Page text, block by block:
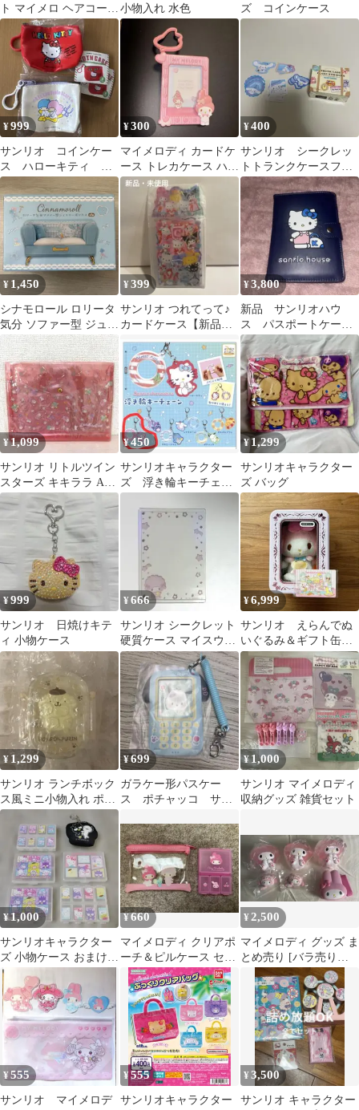
ト マイメロ ヘアコーム
ケース
小物入れ 水色
ズ コインケース
¥999
サンリオ コインケー
ス ハローキティ リ
トルツインスターズ
キキララ
¥300
マイメロディ カードケ
ース トレカケース ハッ
ピーセット サンリオ
¥400
サンリオ シークレッ
トトランクケースフレ
ークシール シナモロ
ール
¥ 1,450
シナモロール ロリータ
気分 ソファー型 ジュエ
リーボックス
¥399
サンリオ つれてって♪
カードケース【新品・
未開封】
¥3,800
新品 サンリオハウ
ス パスポートケー
ス ネイビー キテ
ィ サンリオ ハロー
キティ
¥1,099
サンリオ リトルツイン
スターズ キキララ A5
マルチケース ファイル
¥450
サンリオキャラクター
ズ 浮き輪キーチェー
ン マイメロディ
¥ 1,299
サンリオキャラクター
ズ バッグ
¥999
サンリオ 日焼けキテ
ィ 小物ケース
¥666
サンリオ シークレット
硬質ケース マイスウィ
ートピアノ
¥6,999
サンリオ えらんでぬ
いぐるみ＆ギフト缶ケ
ース マイメロディ
¥ 1,299
サンリオ ランチボック
ス風ミニ小物入れ ポム
ポムプリン
¥699
ガラケー形パスケー
ス ポチャッコ サン
¥1,000
サンリオ マイメロディ
収納グッズ 雑貨セット
¥1,000
サンリオキャラクター
ズ 小物ケース おまけマ
スコット セット
¥660
マイメロディ クリアポ
ーチ＆ピルケース セッ
ト サンリオ
¥ 2,500
マイメロディ グッズ ま
とめ売り [バラ売り要
¥555
サンリオ マイメロデ
¥555
サンリオキャラクター
¥3,500
サンリオ キャラクター